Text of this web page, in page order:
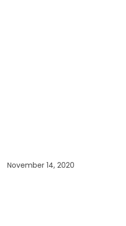
November 14, 2020